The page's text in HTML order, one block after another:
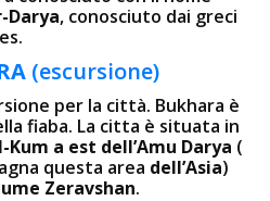
Darya, conosciuto dai greci
(escursione)
per la città. Bukhara è
fiaba. La cittа è situata in
Kum a est dell’Amu Darya (
questa area dell’Asia)
Zeravshan.